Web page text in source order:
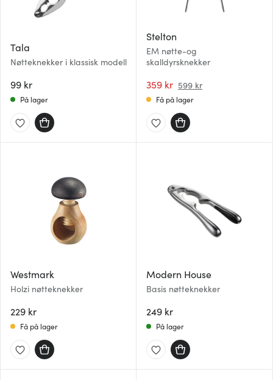
Tala
Nøtteknekker i klassisk modell
99 kr
På lager
Stelton
EM nøtte-og
skalldyrsknekker
359 kr 599 kr
Få på lager
Westmark
Holzi nøtteknekker
229 kr
Få på lager
Modern House
Basis nøtteknekker
249 kr
På lager